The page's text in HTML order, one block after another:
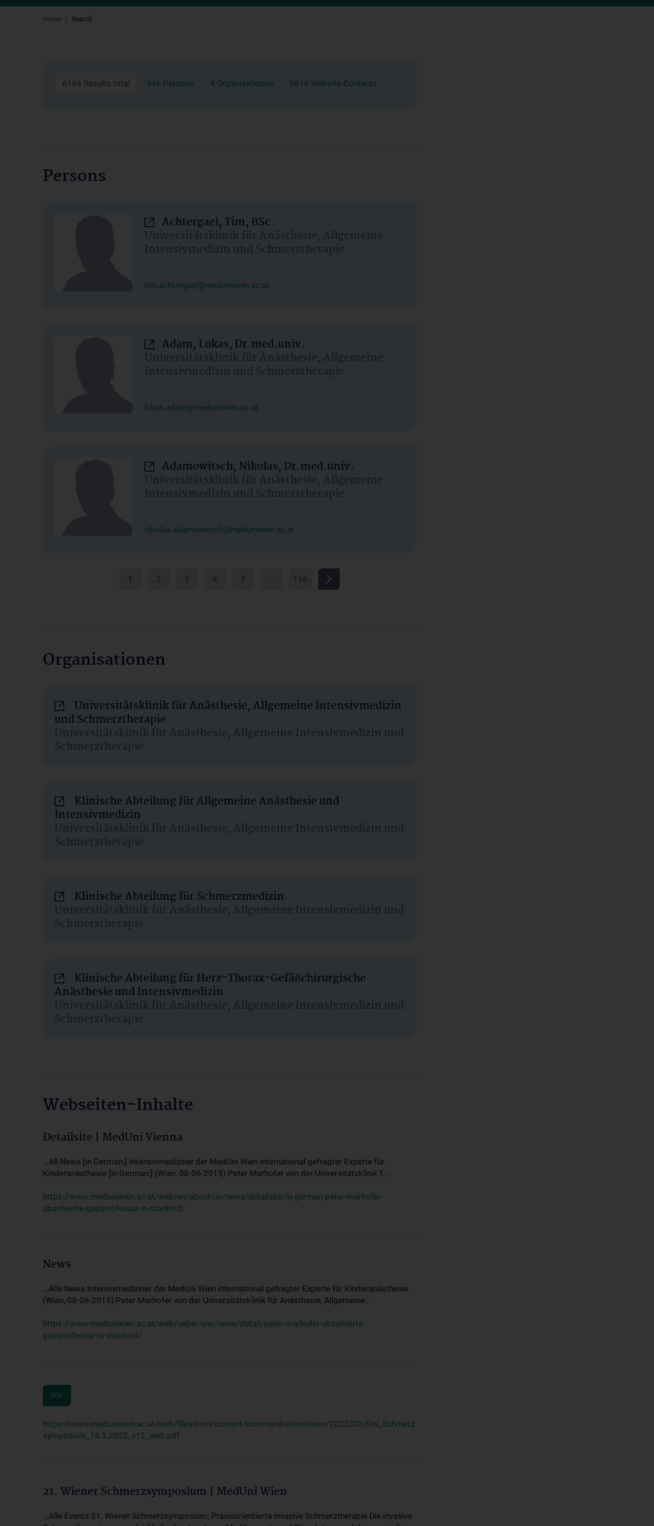
Home Search
6166 Results total 346 Persons 4 Organisationen 5816 Website-Contents
Persons
Achtergael, Tim, BSc
Universitätsklinik für Anästhesie, Allgemeine
Intensivmedizin und Schmerztherapie
tim.achtergael@meduniwien.ac.at
Adam, Lukas, Dr.med.univ.
Universitätsklinik für Anästhesie, Allgemeine
Intensivmedizin und Schmerztherapie
lukas.adam@meduniwien.ac.at
Adamowitsch, Nikolas, Dr.med.univ.
Universitätsklinik für Anästhesie, Allgemeine
Intensivmedizin und Schmerztherapie
nikolas.adamowitsch@meduniwien.ac.at
1 2 3 4 5 … 116
Organisationen
Universitätsklinik für Anästhesie, Allgemeine Intensivmedizin
und Schmerztherapie
Universitätsklinik für Anästhesie, Allgemeine Intensivmedizin und
Schmerztherapie
Klinische Abteilung für Allgemeine Anästhesie und
Intensivmedizin
Universitätsklinik für Anästhesie, Allgemeine Intensivmedizin und
Schmerztherapie
Klinische Abteilung für Schmerzmedizin
Universitätsklinik für Anästhesie, Allgemeine Intensivmedizin und
Schmerztherapie
Klinische Abteilung für Herz-Thorax-Gefäßchirurgische
Anästhesie und Intensivmedizin
Universitätsklinik für Anästhesie, Allgemeine Intensivmedizin und
Schmerztherapie
Webseiten-Inhalte
Detailsite | MedUni Vienna
...All News [in German:] Intensivmediziner der MedUni Wien international gefragter Experte für
Kinderanästhesie [in German:] (Wien, 08-06-2015) Peter Marhofer von der Universitätsklinik f...
https://www.meduniwien.ac.at/web/en/about-us/news/detailsite/in-german-peter-marhofer-
absolvierte-gastprofessur-in-stanford/
News
...Alle News Intensivmediziner der MedUni Wien international gefragter Experte für Kinderanästhesie
(Wien, 08-06-2015) Peter Marhofer von der Universitätsklinik für Anästhesie, Allgemeine...
https://www.meduniwien.ac.at/web/ueber-uns/news/detail/peter-marhofer-absolvierte-
gastprofessur-in-stanford/
PDF
https://www.meduniwien.ac.at/web/fileadmin/content/kommunikation/news/2022/02/Einl_Schmerz
symposium_18.3.2022_v12_web.pdf
21. Wiener Schmerzsymposium | MedUni Wien
...Alle Events 21. Wiener Schmerzsymposium: Praxisorientierte invasive Schmerztherapie Die invasive